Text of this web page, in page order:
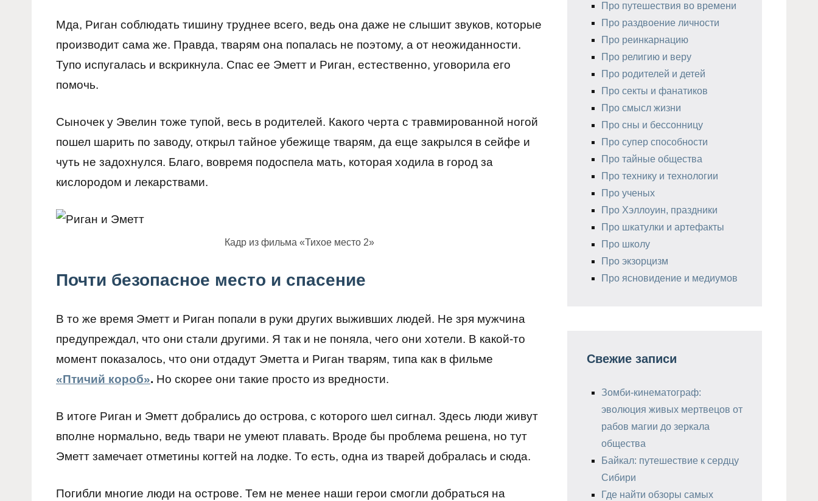
Мда, Риган соблюдать тишину труднее всего, ведь она даже не слышит звуков, которые
производит сама же. Правда, тварям она попалась не поэтому, а от неожиданности.
Тупо испугалась и вскрикнула. Спас ее Эметт и Риган, естественно, уговорила его
помочь.
Сыночек у Эвелин тоже тупой, весь в родителей. Какого черта с травмированной ногой
пошел шарить по заводу, открыл тайное убежище тварям, да еще закрылся в сейфе и
чуть не задохнулся. Благо, вовремя подоспела мать, которая ходила в город за
кислородом и лекарствами.
Кадр из фильма «Тихое место 2»
Почти безопасное место и спасение
В то же время Эметт и Риган попали в руки других выживших людей. Не зря мужчина
предупреждал, что они стали другими. Я так и не поняла, чего они хотели. В какой-то
момент показалось, что они отдадут Эметта и Риган тварям, типа как в фильме
«Птичий короб». Но скорее они такие просто из вредности.
В итоге Риган и Эметт добрались до острова, с которого шел сигнал. Здесь люди живут
вполне нормально, ведь твари не умеют плавать. Вроде бы проблема решена, но тут
Эметт замечает отметины когтей на лодке. То есть, одна из тварей добралась и сюда.
Погибли многие люди на острове. Тем не менее наши герои смогли добраться на
Про путешествия во времени
Про раздвоение личности
Про реинкарнацию
Про религию и веру
Про родителей и детей
Про секты и фанатиков
Про смысл жизни
Про сны и бессонницу
Про супер способности
Про тайные общества
Про технику и технологии
Про ученых
Про Хэллоуин, праздники
Про шкатулки и артефакты
Про школу
Про экзорцизм
Про ясновидение и медиумов
Свежие записи
Зомби-кинематограф:
эволюция живых мертвецов от
рабов магии до зеркала
общества
Байкал: путешествие к сердцу
Сибири
Где найти обзоры самых